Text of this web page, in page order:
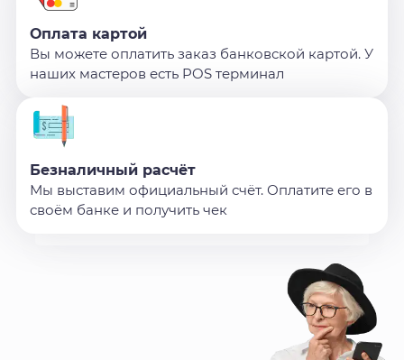
Оплата картой
Вы можете оплатить заказ банковской картой. У
наших мастеров есть POS терминал
Безналичный расчёт
Мы выставим официальный счёт. Оплатите его в
своём банке и получить чек